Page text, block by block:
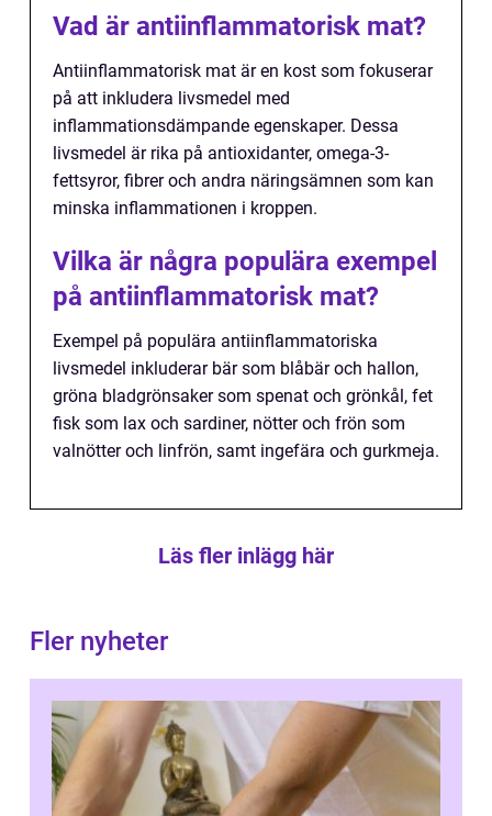
Vad är antiinflammatorisk mat?
Antiinflammatorisk mat är en kost som fokuserar
på att inkludera livsmedel med
inflammationsdämpande egenskaper. Dessa
livsmedel är rika på antioxidanter, omega-3-
fettsyror, fibrer och andra näringsämnen som kan
minska inflammationen i kroppen.
Vilka är några populära exempel
på antiinflammatorisk mat?
Exempel på populära antiinflammatoriska
livsmedel inkluderar bär som blåbär och hallon,
gröna bladgrönsaker som spenat och grönkål, fet
fisk som lax och sardiner, nötter och frön som
valnötter och linfrön, samt ingefära och gurkmeja.
Läs fler inlägg här
Fler nyheter